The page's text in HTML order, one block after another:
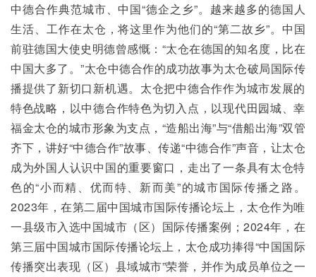
中德合作典范城市、中国“德企之乡”。越来越多的德国人
生活、工作在太仓，将这里作为他们的“第二故乡”。中国
前驻德国大使史明德曾感慨：“太仓在德国的知名度，比在
中国大多了。”太仓中德合作的成功故事为太仓破局国际传
播提供了新切口新机遇。太仓把中德合作作为城市发展的
特色战略，以中德合作特色为切入点，以现代田园城、幸
福金太仓的城市形象为支点，“造船出海”与“借船出海”双管
齐下，讲好“中德合作”故事、传递“中德合作”声音，让太仓
成为外国人认识中国的重要窗口，走出了一条具有太仓特
色的“小而精、优而特、新而美”的城市国际传播之路。
2023年，在第二届中国城市国际传播论坛上，太仓作为唯
一县级市入选中国城市（区）国际传播案例；2024年，在
第三届中国城市国际传播论坛上，太仓成功捧得“中国国际
传播突出表现（区）县域城市”荣誉，并作为成员单位之一